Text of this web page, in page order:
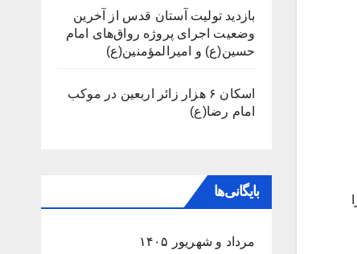
بازدید تولیت آستان قدس از آخرین
وضعیت اجرای پروژه رواق‌های امام
حسین(ع) و امیرالمؤمنین(ع)
اسکان ۶ هزار زائر اربعین در موکب
امام رضا(ع)
بایگانی‌ها
مرداد و شهریور ۱۴۰۵